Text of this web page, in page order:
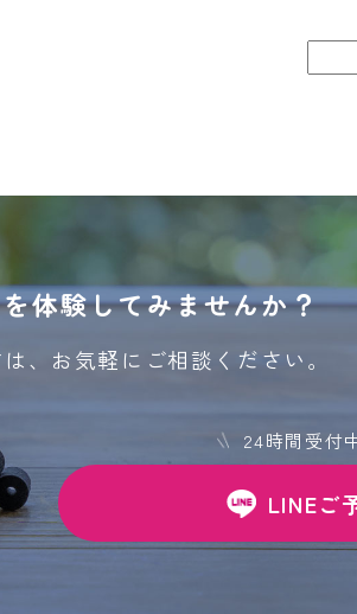
検
索:
体験してみませんか？
、 お気軽にご相談ください。
24時間受付
LINEご